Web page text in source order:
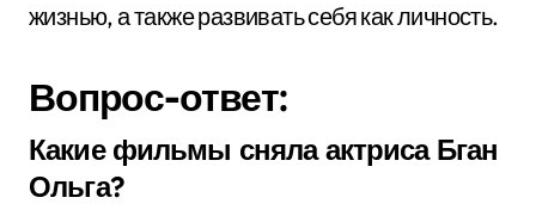
жизнью, а также развивать себя как личность.
Вопрос-ответ:
Какие фильмы сняла актриса Бган
Ольга?